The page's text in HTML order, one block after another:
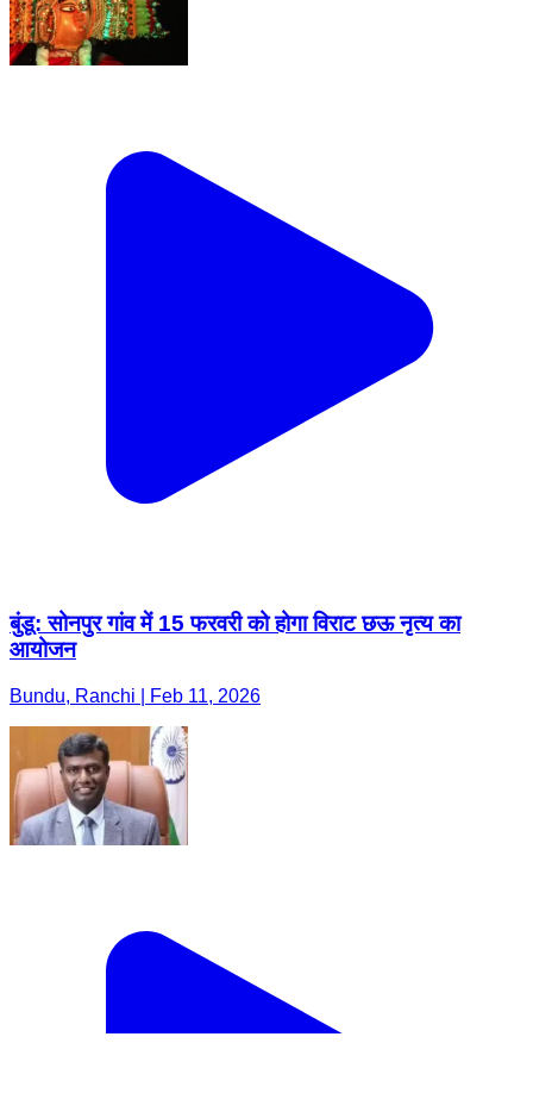
बुंडू: सोनपुर गांव में 15 फरवरी को होगा विराट छऊ नृत्य का
आयोजन
Bundu, Ranchi | Feb 11, 2026